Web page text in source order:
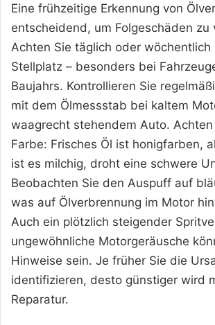
Eine frühzeitige Erkennung von
entscheidend, um Folgeschäden zu
Achten Sie täglich oder wöchentlich
Stellplatz – besonders bei
Baujahrs. Kontrollieren Sie
mit dem Ölmessstab bei kaltem
waagrecht stehendem Auto.
Farbe: Frisches Öl ist honigfarben,
ist es milchig, droht eine schwere
Beobachten Sie den Auspuff auf
was auf Ölverbrennung im Motor
Auch ein plötzlich steigender
ungewöhnliche Motorgeräusche
Hinweise sein. Je früher Sie die
identifizieren, desto günstiger wird
Reparatur.